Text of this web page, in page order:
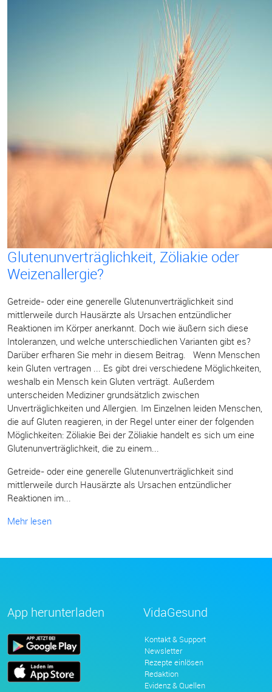
Glutenunverträglichkeit, Zöliakie oder
Weizenallergie?
Getreide- oder eine generelle Glutenunverträglichkeit sind
mittlerweile durch Hausärzte als Ursachen entzündlicher
Reaktionen im Körper anerkannt. Doch wie äußern sich diese
Intoleranzen, und welche unterschiedlichen Varianten gibt es?
Darüber erfharen Sie mehr in diesem Beitrag. Wenn Menschen
kein Gluten vertragen ... Es gibt drei verschiedene Möglichkeiten,
weshalb ein Mensch kein Gluten verträgt. Außerdem
unterscheiden Mediziner grundsätzlich zwischen
Unverträglichkeiten und Allergien. Im Einzelnen leiden Menschen,
die auf Gluten reagieren, in der Regel unter einer der folgenden
Möglichkeiten: Zöliakie Bei der Zöliakie handelt es sich um eine
Glutenunverträglichkeit, die zu einem...
Getreide- oder eine generelle Glutenunverträglichkeit sind
mittlerweile durch Hausärzte als Ursachen entzündlicher
Reaktionen im...
Mehr lesen
App herunterladen VidaGesund
Kontakt & Support
Newsletter
Rezepte einlösen
Redaktion
Evidenz & Quellen